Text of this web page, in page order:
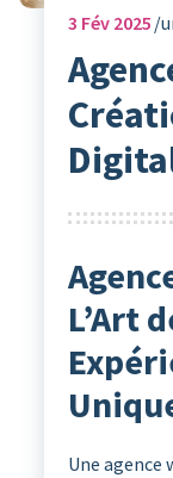
3 Fév 2025
L’Art
Une agence